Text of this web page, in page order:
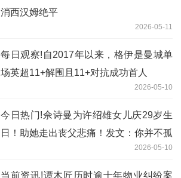
消西汉姆绝平
2026-05-11
每日观察!自2017年以来，格伊是曼城单
场英超11+解围且11+对抗成功首人
2026-05-10
今日热门!佘诗曼为许绍雄女儿庆29岁生
日！助她走出丧父悲痛！发文：你并不孤
2026-05-10
当前资讯!谭木匠历时逾十年物业纠纷案